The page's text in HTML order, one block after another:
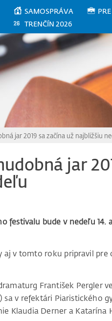
SAMOSPRÁVA
TRENČÍN 2026
jar 2019 sa začína už najbližšiu
jar
festivalu bude v nedeľu 14.
aj v tomto roku pripravil pre
František Pergler
sa v refektári Piaristického
Klaudia Derner a